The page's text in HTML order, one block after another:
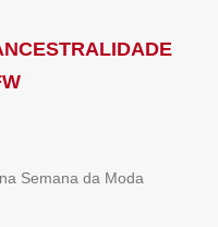
Semana da Moda